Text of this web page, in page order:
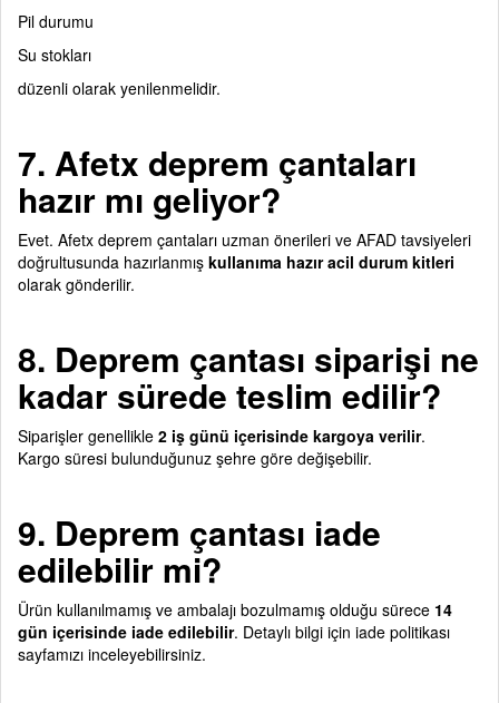
Pil durumu
Su stokları
düzenli olarak yenilenmelidir.
7. Afetx deprem çantaları
hazır mı geliyor?
Evet. Afetx deprem çantaları uzman önerileri ve AFAD tavsiyeleri
doğrultusunda hazırlanmış kullanıma hazır acil durum kitleri
olarak gönderilir.
8. Deprem çantası siparişi ne
kadar sürede teslim edilir?
Siparişler genellikle 2 iş günü içerisinde kargoya verilir.
Kargo süresi bulunduğunuz şehre göre değişebilir.
9. Deprem çantası iade
edilebilir mi?
Ürün kullanılmamış ve ambalajı bozulmamış olduğu sürece 14
gün içerisinde iade edilebilir. Detaylı bilgi için iade politikası
sayfamızı inceleyebilirsiniz.